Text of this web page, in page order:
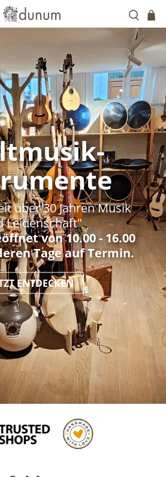
über 30 Jahren Musik
Leidenschaft"
von 10.00 - 16.00
Tage auf Termin.
ENTDECKEN